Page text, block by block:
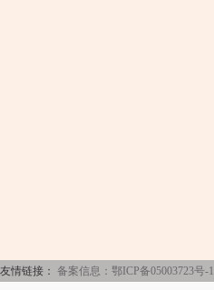
友情链接： 备案信息：鄂ICP备05003723号-1